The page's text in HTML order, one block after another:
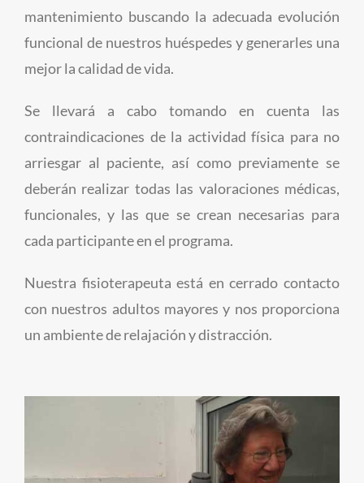
mantenimiento buscando la adecuada evolución
funcional de nuestros huéspedes y generarles una
mejor la calidad de vida.
Se llevará a cabo tomando en cuenta las
contraindicaciones de la actividad física para no
arriesgar al paciente, así como previamente se
deberán realizar todas las valoraciones médicas,
funcionales, y las que se crean necesarias para
cada participante en el programa.
Nuestra fisioterapeuta está en cerrado contacto
con nuestros adultos mayores y nos proporciona
un ambiente de relajación y distracción.